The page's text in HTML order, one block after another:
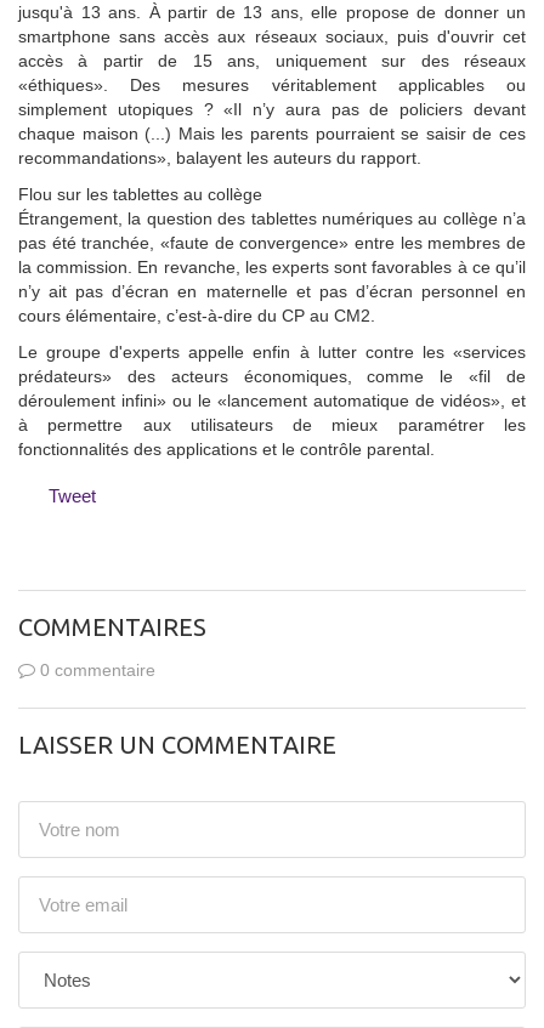
jusqu'à 13 ans. À partir de 13 ans, elle propose de donner un
smartphone sans accès aux réseaux sociaux, puis d'ouvrir cet
accès à partir de 15 ans, uniquement sur des réseaux
«éthiques». Des mesures véritablement applicables ou
simplement utopiques ? «Il n’y aura pas de policiers devant
chaque maison (...) Mais les parents pourraient se saisir de ces
recommandations», balayent les auteurs du rapport.
Flou sur les tablettes au collège
Étrangement, la question des tablettes numériques au collège n’a
pas été tranchée, «faute de convergence» entre les membres de
la commission. En revanche, les experts sont favorables à ce qu’il
n’y ait pas d’écran en maternelle et pas d’écran personnel en
cours élémentaire, c’est-à-dire du CP au CM2.
Le groupe d'experts appelle enfin à lutter contre les «services
prédateurs» des acteurs économiques, comme le «fil de
déroulement infini» ou le «lancement automatique de vidéos», et
à permettre aux utilisateurs de mieux paramétrer les
fonctionnalités des applications et le contrôle parental.
Tweet
COMMENTAIRES
0 commentaire
LAISSER UN COMMENTAIRE